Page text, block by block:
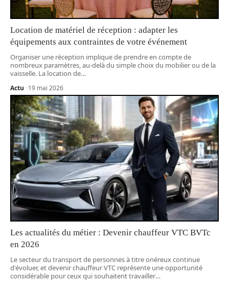
Location de matériel de réception : adapter les
équipements aux contraintes de votre événement
Organiser une réception implique de prendre en compte de
nombreux paramètres, au-delà du simple choix du mobilier ou de la
vaisselle. La location de…
Actu 19 mai 2026
Les actualités du métier : Devenir chauffeur VTC BVTc
en 2026
Le secteur du transport de personnes à titre onéreux continue
d'évoluer, et devenir chauffeur VTC représente une opportunité
considérable pour ceux qui souhaitent travailler…